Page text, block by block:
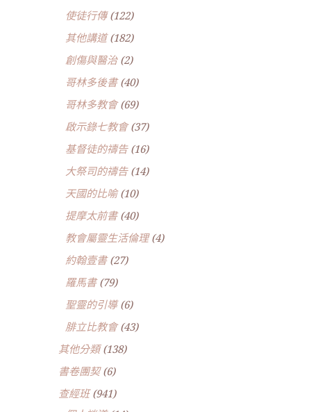
使徒行傳(122)
其他講道(182)
創傷與醫治(2)
哥林多後書(40)
哥林多教會(69)
啟示錄七教會(37)
基督徒的禱告(16)
大祭司的禱告(14)
天國的比喻(10)
提摩太前書(40)
教會屬靈生活倫理(4)
約翰壹書(27)
羅馬書(79)
聖靈的引導(6)
腓立比教會(43)
其他分類(138)
書卷團契(6)
查經班(941)